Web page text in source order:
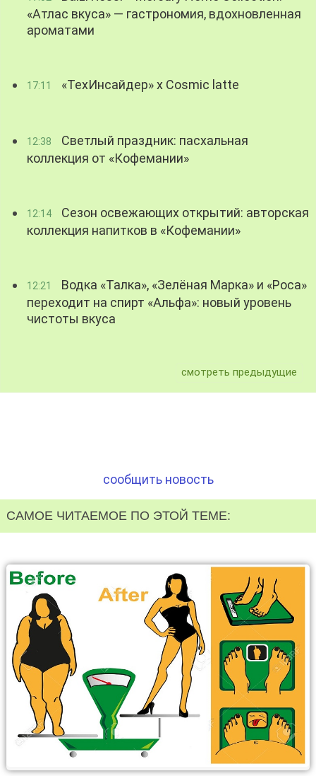
«Атлас вкуса» — гастрономия, вдохновленная
ароматами
17:11 «ТехИнсайдер» х Cosmic latte
12:38
Светлый праздник: пасхальная
коллекция от «Кофемании»
12:14
Сезон освежающих открытий: авторская
коллекция напитков в «Кофемании»
12:21
Водка «Талка», «Зелёная Марка» и «Роса»
переходит на спирт «Альфа»: новый уровень
чистоты вкуса
смотреть предыдущие
сообщить новость
САМОЕ ЧИТАЕМОЕ ПО ЭТОЙ ТЕМЕ: